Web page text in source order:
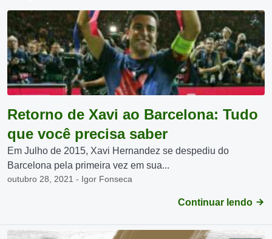
Retorno de Xavi ao Barcelona: Tudo
que você precisa saber
Em Julho de 2015, Xavi Hernandez se despediu do
Barcelona pela primeira vez em sua...
outubro 28, 2021 - Igor Fonseca
Continuar lendo